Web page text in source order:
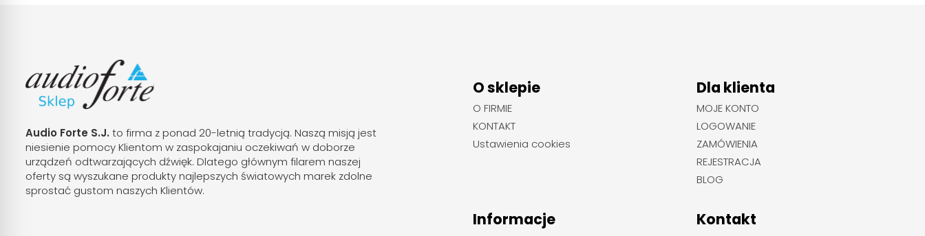
Audio Forte S.J. to firma z ponad 20-letnią tradycją. Naszą misją jest
niesienie pomocy Klientom w zaspokajaniu oczekiwań w doborze
urządzeń odtwarzających dźwięk. Dlatego głównym filarem naszej
oferty są wyszukane produkty najlepszych światowych marek zdolne
sprostać gustom naszych Klientów.
O sklepie
O FIRMIE
KONTAKT
Ustawienia cookies
Dla klienta
MOJE KONTO
LOGOWANIE
ZAMÓWIENIA
REJESTRACJA
BLOG
Informacje Kontakt